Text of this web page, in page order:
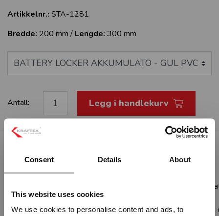
Consent Details About
This website uses cookies
We use cookies to personalise content and ads, to
Artikkelnr.: STA-1281
Bredde: 200 mm / Lengde: 300 mm
Antall: Legg i handlekurv
Fareskilt med symbol og tekst om Battery locker -
Standard: ISO 7010
For å gjøre endringer på størrelse, materiale eller tekst, velg